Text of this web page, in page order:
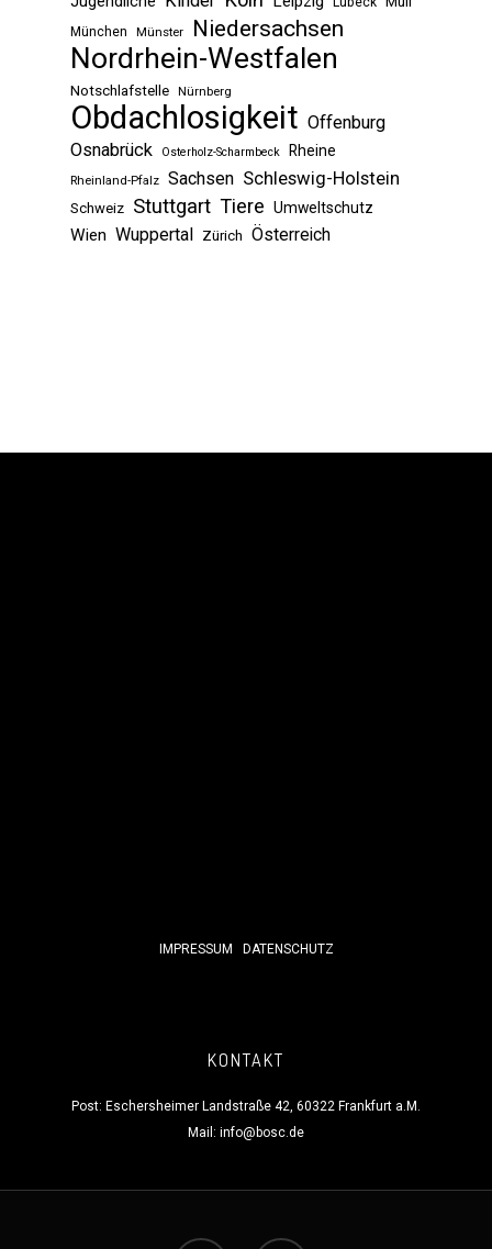
München Münster Niedersachsen
Nordrhein-Westfalen
Notschlafstelle Nürnberg
Obdachlosigkeit Offenburg
Osnabrück
Osterholz-Scharmbeck Rheine
Rheinland-Pfalz Sachsen Schleswig-Holstein
Schweiz Stuttgart Tiere Umweltschutz
Wien Wuppertal Zürich Österreich
IMPRESSUM DATENSCHUTZ
KONTAKT
Post: Eschersheimer Landstraße 42, 60322 Frankfurt a.M.
Mail: info@bosc.de